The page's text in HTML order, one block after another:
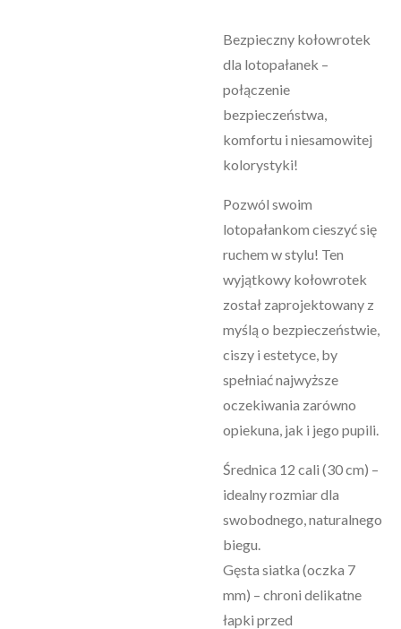
Bezpieczny kołowrotek
dla lotopałanek –
połączenie
bezpieczeństwa,
komfortu i niesamowitej
kolorystyki!
Pozwól swoim
lotopałankom cieszyć się
ruchem w stylu! Ten
wyjątkowy kołowrotek
został zaprojektowany z
myślą o bezpieczeństwie,
ciszy i estetyce, by
spełniać najwyższe
oczekiwania zarówno
opiekuna, jak i jego pupili.
Średnica 12 cali (30 cm) –
idealny rozmiar dla
swobodnego, naturalnego
biegu.
Gęsta siatka (oczka 7
mm) – chroni delikatne
łapki przed